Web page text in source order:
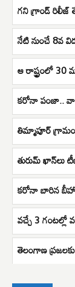
గని గ్రాండ్ రిలీజ్
నేటి నుంచే 8వ
ఆ రాష్ట్రంలో 30
కరోనా పంజా..
తిమ్మాపూర్
తురుమ్ ఖాన్‌లు
కరోనా బారిన
వచ్చే 3 గంటల్లో
తెలంగాణ